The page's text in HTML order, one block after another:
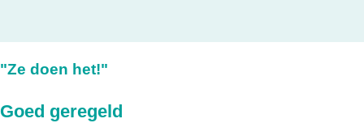
"Ze doen het!"
Goed geregeld